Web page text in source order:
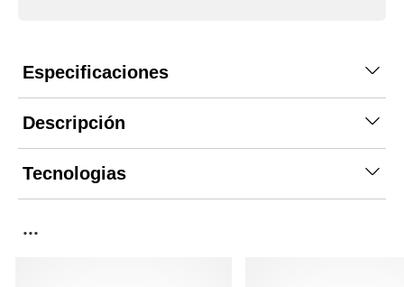
Especificaciones
Descripción
Tecnologias
...